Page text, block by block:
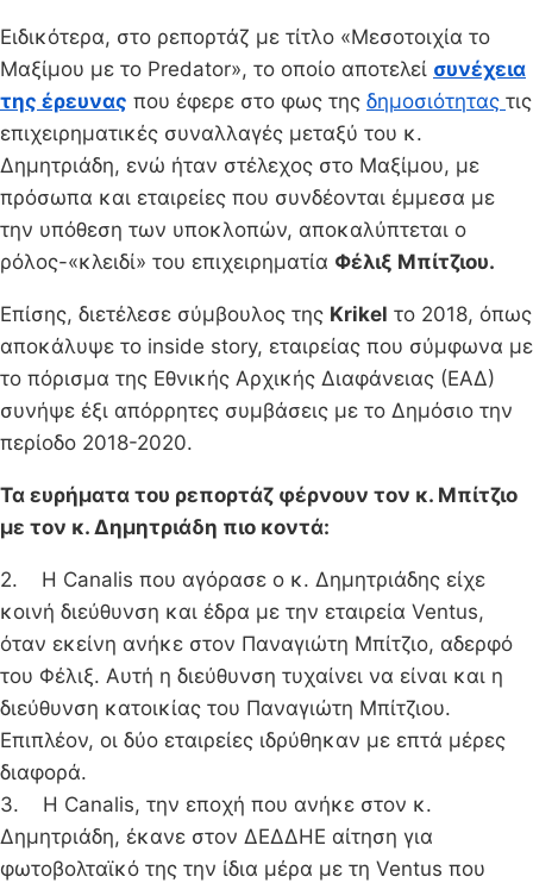
Ειδικότερα, στο ρεπορτάζ με τίτλο «Μεσοτοιχία το
Μαξίμου με το Predator», το οποίο αποτελεί συνέχεια
της έρευνας που έφερε στο φως της δημοσιότητας τις
επιχειρηματικές συναλλαγές μεταξύ του κ.
Δημητριάδη, ενώ ήταν στέλεχος στο Μαξίμου, με
πρόσωπα και εταιρείες που συνδέονται έμμεσα με
την υπόθεση των υποκλοπών, αποκαλύπτεται ο
ρόλος-«κλειδί» του επιχειρηματία Φέλιξ Μπίτζιου.
Επίσης, διετέλεσε σύμβουλος της Krikel το 2018, όπως
αποκάλυψε το inside story, εταιρείας που σύμφωνα με
το πόρισμα της Εθνικής Αρχικής Διαφάνειας (ΕΑΔ)
συνήψε έξι απόρρητες συμβάσεις με το Δημόσιο την
περίοδο 2018-2020.
Τα ευρήματα του ρεπορτάζ φέρνουν τον κ. Μπίτζιο
με τον κ. Δημητριάδη πιο κοντά:
2. H Canalis που αγόρασε ο κ. Δημητριάδης είχε
κοινή διεύθυνση και έδρα με την εταιρεία Ventus,
όταν εκείνη ανήκε στον Παναγιώτη Μπίτζιο, αδερφό
του Φέλιξ. Αυτή η διεύθυνση τυχαίνει να είναι και η
διεύθυνση κατοικίας του Παναγιώτη Μπίτζιου.
Επιπλέον, οι δύο εταιρείες ιδρύθηκαν με επτά μέρες
διαφορά.
3. H Canalis, την εποχή που ανήκε στον κ.
Δημητριάδη, έκανε στον ΔΕΔΔΗΕ αίτηση για
φωτοβολταϊκό της την ίδια μέρα με τη Ventus που